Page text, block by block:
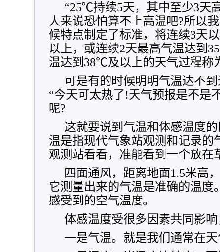
“25℃持续5天，其中至少3天
人来说恐怕算不上高温吧?所以
候特点制定了标准，将连续3天
以上，或连续2天最高气温达到
温达到38℃及以上的天气过程称
可是有的时候明明气温达不
“今天可太热了!天气预报是不是
呢?
这就要说到气温和体感温度
温是指现代气象站观测和记录的
观测站看看，准能看到一个放在
四面通风，距离地面1.5米高
它测量出来的气温是准确的温度
感受到的空气温度。
体感温度受很多因素共同影
一是气温。就是我们通常在